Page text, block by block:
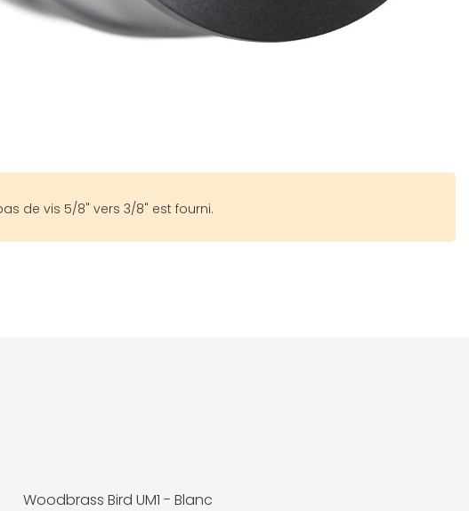
de vis 5/8" vers 3/8" est fourni.
Woodbrass Bird UM1 - Blanc